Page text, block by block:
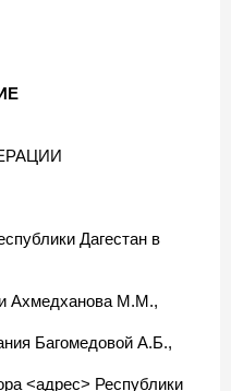
Дагестан в
Ахмедханова М.М.,
Багомедовой А.Б.,
<адрес> Республики